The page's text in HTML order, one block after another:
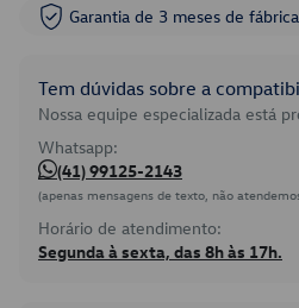
Garantia de 3 meses de fábrica
Tem dúvidas sobre a
Nossa equipe especializada está
Whatsapp:
(41) 99125-2143
(apenas mensagens de texto, não
Horário de atendimento:
Segunda à sexta, das 8h às 17h.